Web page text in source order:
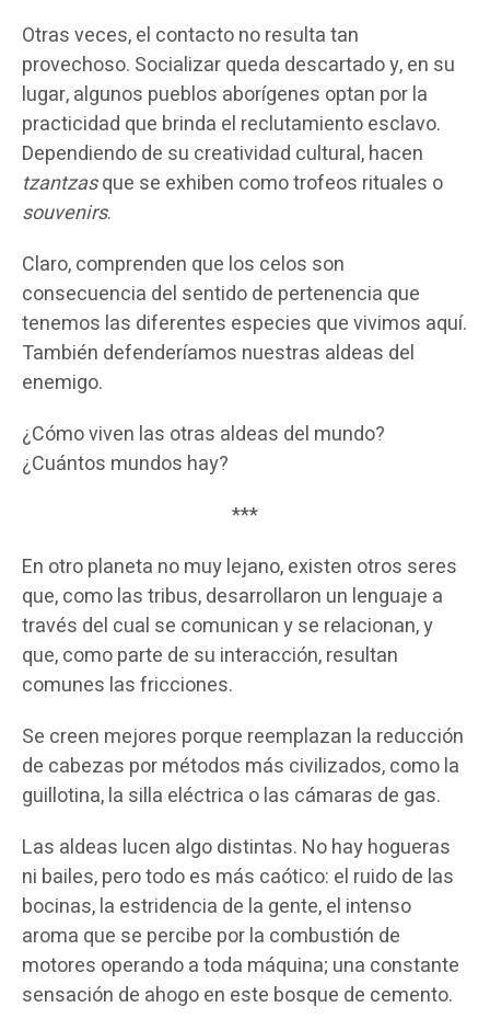
Otras veces, el contacto no resulta tan
provechoso. Socializar queda descartado y, en su
lugar, algunos pueblos aborígenes optan por la
practicidad que brinda el reclutamiento esclavo.
Dependiendo de su creatividad cultural, hacen
tzantzasque se exhiben como trofeos rituales o
souvenirs.
Claro, comprenden que los celos son
consecuencia del sentido de pertenencia que
tenemos las diferentes especies que vivimos aquí.
También defenderíamos nuestras aldeas del
enemigo.
¿Cómo viven las otras aldeas del mundo?
¿Cuántos mundos hay?
***
En otro planeta no muy lejano, existen otros seres
que, como las tribus, desarrollaron un lenguaje a
través del cual se comunican y se relacionan, y
que, como parte de su interacción, resultan
comunes las fricciones.
Se creen mejores porque reemplazan la reducción
de cabezas por métodos más civilizados, como la
guillotina, la silla eléctrica o las cámaras de gas.
Las aldeas lucen algo distintas. No hay hogueras
ni bailes, pero todo es más caótico: el ruido de las
bocinas, la estridencia de la gente, el intenso
aroma que se percibe por la combustión de
motores operando a toda máquina; una constante
sensación de ahogo en este bosque de cemento.